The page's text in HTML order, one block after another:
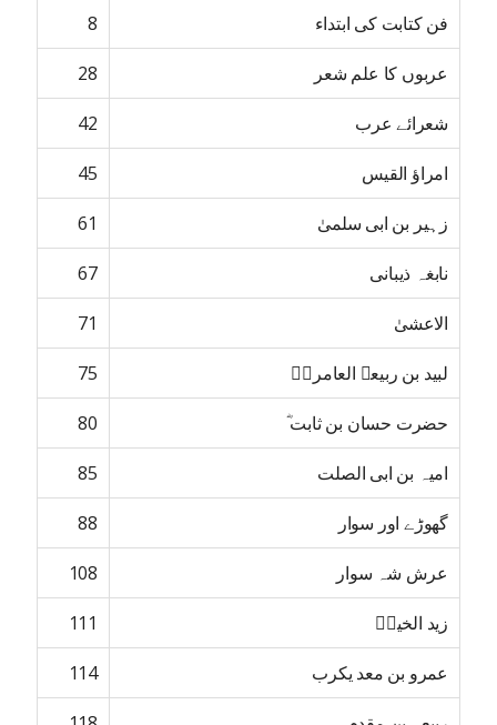
فن کتابت کی ابتداء 8
عربوں کا علم شعر 28
شعرائے عرب 42
امراؤ القیس 45
زہیر بن ابی سلمیٰ 61
نابغہ ذیبانی 67
الاعشیٰ 71
لبید بن ربیعہ العامریؓ 75
حضرت حسان بن ثابت ؓ 80
امیہ بن ابی الصلت 85
گھوڑے اور سوار 88
عرش شہ سوار 108
زید الخیرؓ 111
عمرو بن معد یکرب 114